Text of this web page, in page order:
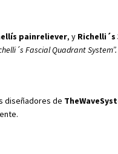
painreliever, y Richelli´s
Fascial Quadrant System”.
diseñadores de